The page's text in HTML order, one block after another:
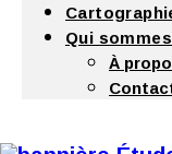
Qui
À